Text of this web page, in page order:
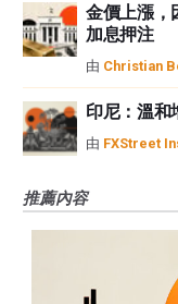
金價上漲，
加息押注
由 Christian
印尼：溫
由 FXStreet
推薦內容